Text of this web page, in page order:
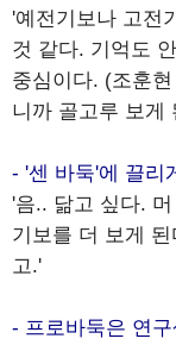
'예전기보나 고전
것 같다. 기억도
중심이다. (조훈
니까 골고루 보게
- '센 바둑'에 끌리
'음.. 닮고 싶다.
기보를 더 보게
고.'
- 프로바둑은 연